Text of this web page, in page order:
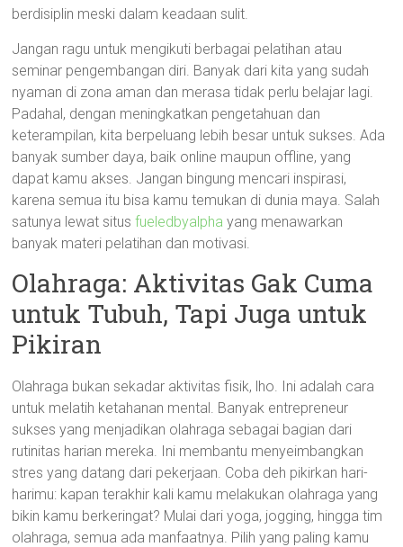
berdisiplin meski dalam keadaan sulit.
Jangan ragu untuk mengikuti berbagai pelatihan atau
seminar pengembangan diri. Banyak dari kita yang sudah
nyaman di zona aman dan merasa tidak perlu belajar lagi.
Padahal, dengan meningkatkan pengetahuan dan
keterampilan, kita berpeluang lebih besar untuk sukses. Ada
banyak sumber daya, baik online maupun offline, yang
dapat kamu akses. Jangan bingung mencari inspirasi,
karena semua itu bisa kamu temukan di dunia maya. Salah
satunya lewat situsfueledbyalpha yang menawarkan
banyak materi pelatihan dan motivasi.
Olahraga: Aktivitas Gak Cuma
untuk Tubuh, Tapi Juga untuk
Pikiran
Olahraga bukan sekadar aktivitas fisik, lho. Ini adalah cara
untuk melatih ketahanan mental. Banyak entrepreneur
sukses yang menjadikan olahraga sebagai bagian dari
rutinitas harian mereka. Ini membantu menyeimbangkan
stres yang datang dari pekerjaan. Coba deh pikirkan hari-
harimu: kapan terakhir kali kamu melakukan olahraga yang
bikin kamu berkeringat? Mulai dari yoga, jogging, hingga tim
olahraga, semua ada manfaatnya. Pilih yang paling kamu